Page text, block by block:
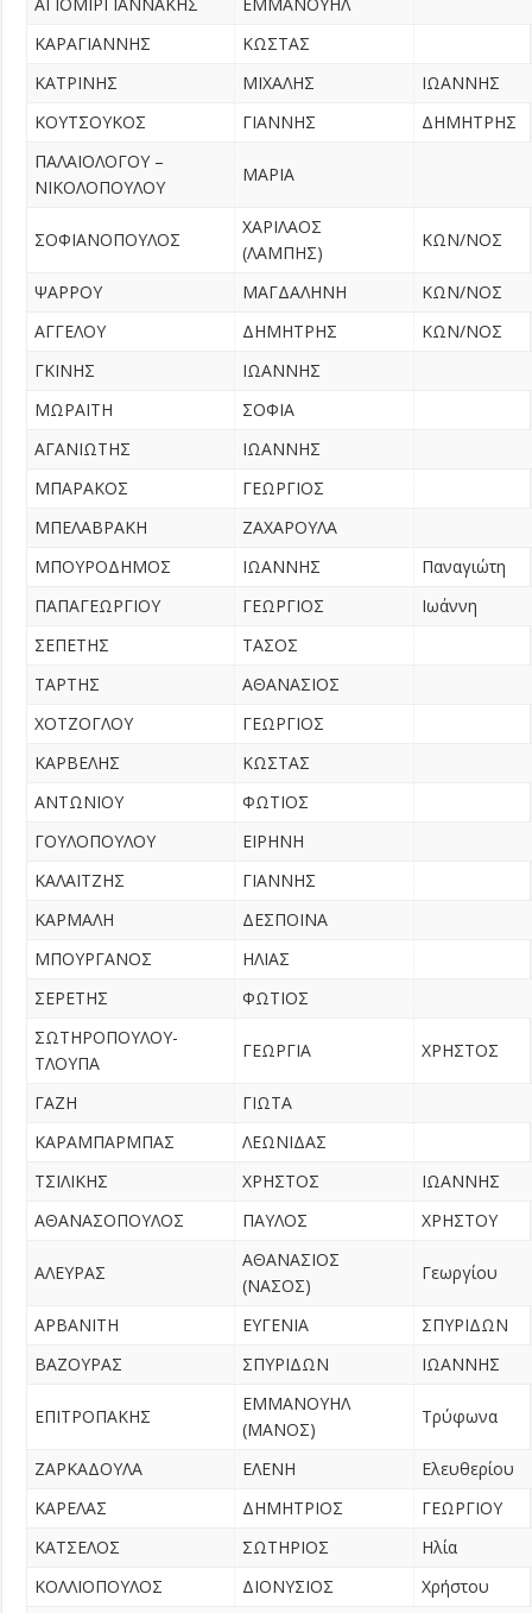
ΚΑΡΑΓΙΑΝΝΗΣ
ΚΩΣΤΑΣ
ΚΑΤΡΙΝΗΣ
ΜΙΧΑΛΗΣ
ΙΩΑΝΝΗΣ
ΚΟΥΤΣΟΥΚΟΣ
ΓΙΑΝΝΗΣ
ΔΗΜΗΤΡΗΣ
ΠΑΛΑΙΟΛΟΓΟΥ –
ΝΙΚΟΛΟΠΟΥΛΟΥ
ΜΑΡΙΑ
ΣΟΦΙΑΝΟΠΟΥΛΟΣ
ΧΑΡΙΛΑΟΣ
(ΛΑΜΠΗΣ)
ΚΩΝ/ΝΟΣ
ΨΑΡΡΟΥ ΜΑΓΔΑΛΗΝΗ
ΚΩΝ/ΝΟΣ
ΑΓΓΕΛΟΥ
ΔΗΜΗΤΡΗΣ
ΚΩΝ/ΝΟΣ
ΓΚΙΝΗΣ
ΙΩΑΝΝΗΣ
ΜΩΡΑΪΤΗ
ΣΟΦΙΑ
ΑΓΑΝΙΩΤΗΣ
ΙΩΑΝΝΗΣ
ΜΠΑΡΑΚΟΣ
ΓΕΩΡΓΙΟΣ
ΜΠΕΛΑΒΡΑΚΗ
ΖΑΧΑΡΟΥΛΑ
ΜΠΟΥΡΟΔΗΜΟΣ
ΙΩΑΝΝΗΣ
Παναγιώτη
ΠΑΠΑΓΕΩΡΓΙΟΥ
ΓΕΩΡΓΙΟΣ
Ιωάννη
ΣΕΠΕΤΗΣ
ΤΑΣΟΣ
ΤΑΡΤΗΣ
ΑΘΑΝΑΣΙΟΣ
ΧΟΤΖΟΓΛΟΥ
ΓΕΩΡΓΙΟΣ
ΚΑΡΒΕΛΗΣ
ΚΩΣΤΑΣ
ΑΝΤΩΝΙΟΥ
ΦΩΤΙΟΣ
ΓΟΥΛΟΠΟΥΛΟΥ
ΕΙΡΗΝΗ
ΚΑΛΑΪΤΖΗΣ
ΓΙΑΝΝΗΣ
ΚΑΡΜΑΛΗ
ΔΕΣΠΟΙΝΑ
ΜΠΟΥΡΓΑΝΟΣ
ΗΛΙΑΣ
ΣΕΡΕΤΗΣ
ΦΩΤΙΟΣ
ΣΩΤΗΡΟΠΟΥΛΟΥ-
ΤΛΟΥΠΑ
ΓΕΩΡΓΙΑ ΧΡΗΣΤΟΣ
ΓΑΖΗ
ΓΙΩΤΑ
ΚΑΡΑΜΠΑΡΜΠΑΣ
ΛΕΩΝΙΔΑΣ
ΤΣΙΛΙΚΗΣ
ΧΡΗΣΤΟΣ
ΙΩΑΝΝΗΣ
ΑΘΑΝΑΣΟΠΟΥΛΟΣ
ΠΑΥΛΟΣ ΧΡΗΣΤΟΥ
ΑΛΕΥΡΑΣ
ΑΘΑΝΑΣΙΟΣ
(ΝΑΣΟΣ)
Γεωργίου
ΑΡΒΑΝΙΤΗ ΕΥΓΕΝΙΑ
ΣΠΥΡΙΔΩΝ
ΒΑΖΟΥΡΑΣ
ΣΠΥΡΙΔΩΝ ΙΩΑΝΝΗΣ
ΕΠΙΤΡΟΠΑΚΗΣ
ΕΜΜΑΝΟΥΗΛ
(ΜΑΝΟΣ)
Τρύφωνα
ΖΑΡΚΑΔΟΥΛΑ ΕΛΕΝΗ
Ελευθερίου
ΚΑΡΕΛΑΣ
ΔΗΜΗΤΡΙΟΣ
ΓΕΩΡΓΙΟΥ
ΚΑΤΣΕΛΟΣ
ΣΩΤΗΡΙΟΣ
Ηλία
ΚΟΛΛΙΟΠΟΥΛΟΣ
ΔΙΟΝΥΣΙΟΣ
Χρήστου